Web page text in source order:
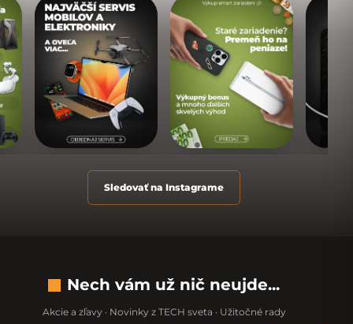
Sledovať na Instagrame
Nech vám už nič neujde...
Akcie a zľavy · Novinky z TECH sveta · Užitočné rady